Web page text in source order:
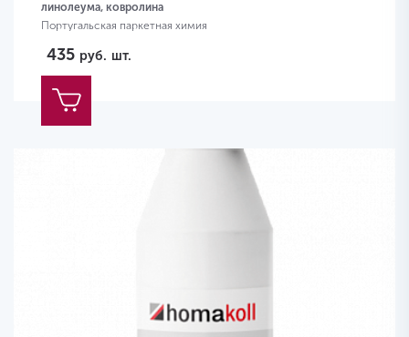
линолеума, ковролина
Португальская паркетная химия
435 руб. шт.